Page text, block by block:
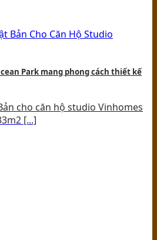
Park mang phong cách thiết kế
cho căn hộ studio Vinhomes
[...]